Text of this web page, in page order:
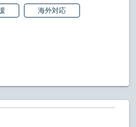
海外対応